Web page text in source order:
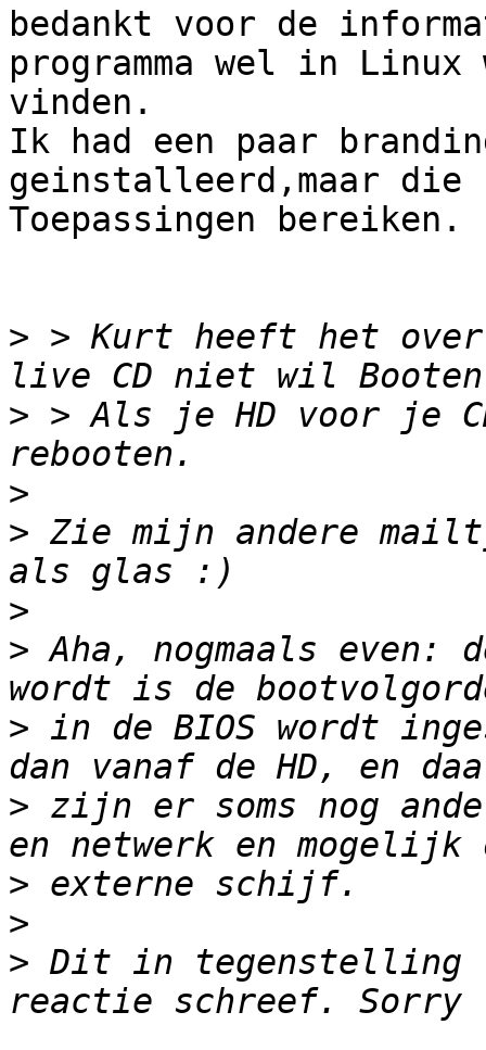
bedankt voor de
programma wel in
vinden.
Ik had een paar
geinstalleerd,maar
Toepassingen bereiken.
> > Kurt heeft het over
> > Als je HD voor je
>
> Zie mijn andere
>
> Aha, nogmaals even:
> in de BIOS wordt
> zijn er soms nog
>
>
> Dit in tegenstelling